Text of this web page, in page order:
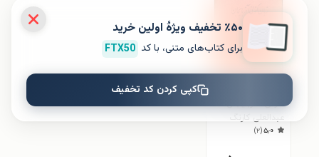
عبدالعلی کارنگ
۵٫۰(۲)
٪۵۰ تخفیف ویژۀ اولین خرید
برای کتاب‌های متنی، با کد FTX50
کپی کردن کد تخفیف